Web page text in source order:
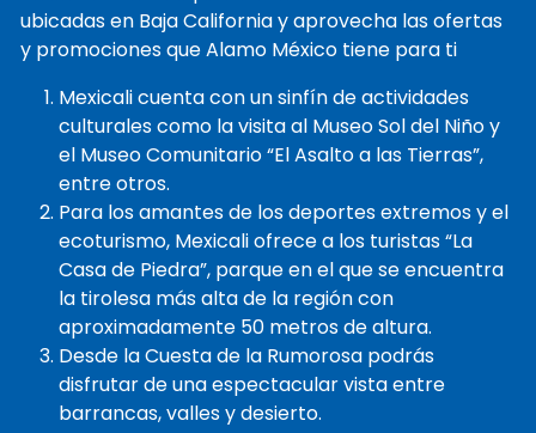
ubicadas en Baja California y aprovecha las ofertas
y promociones que Alamo México tiene para ti
Mexicali cuenta con un sinfín de actividades
culturales como la visita al Museo Sol del Niño y
el Museo Comunitario “El Asalto a las Tierras”,
entre otros.
Para los amantes de los deportes extremos y el
ecoturismo, Mexicali ofrece a los turistas “La
Casa de Piedra”, parque en el que se encuentra
la tirolesa más alta de la región con
aproximadamente 50 metros de altura.
Desde la Cuesta de la Rumorosa podrás
disfrutar de una espectacular vista entre
barrancas, valles y desierto.